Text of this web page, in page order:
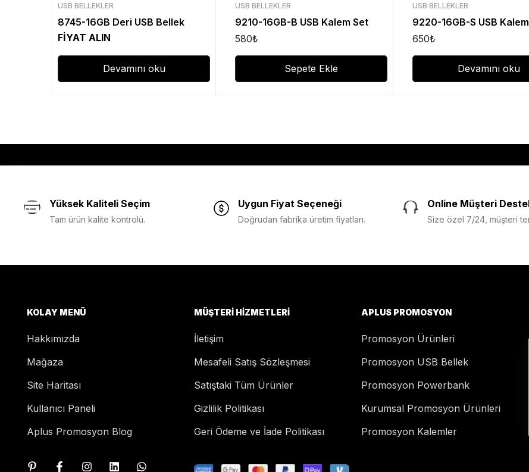
USB BELLEKLER
8745-16GB Deri USB Bellek
FİYAT ALIN
Devamını oku
USB BELLEKLER
9210-16GB-B USB Kalem Set
580₺
Sepete Ekle
USB BELLEKLER
9220-16GB-S USB
650₺
Devamını oku
Yüksek Kaliteli Seçim
Tam ürün kalite kontrolü.
Uygun Fiyat Seçeneği
Doğrudan fabrika üretim fiyatları.
Online Müşteri
Size özel 7/24, müşteri
KOLAY MENÜ
Hakkımızda
Mağaza
Site Haritası
Kullanıcı Paneli
Aplus Promosyon Blog
MÜŞTERI HIZMETLERI
İletişim
Mesafeli Satış Sözleşmesi
Satıştaki Tüm Ürünler
Gizlilik Politikası
Geri Ödeme ve İade Politikası
APLUS PROMOSYON
Promosyon Ürünleri
Promosyon USB Bellek
Promosyon Powerbank
Kurumsal Promosyon Ürünleri
Promosyon Kalemler